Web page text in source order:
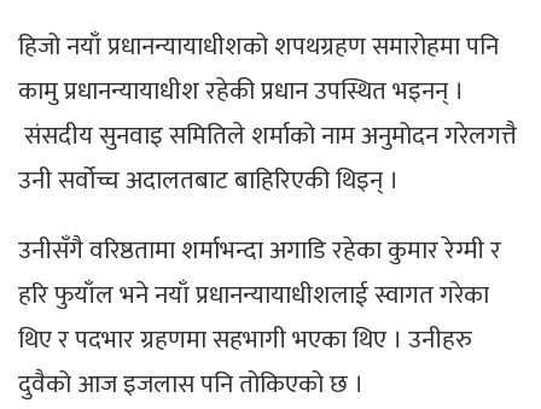
हिजो नयाँ प्रधानन्यायाधीशको शपथग्रहण समारोहमा पनि
कामु प्रधानन्यायाधीश रहेकी प्रधान उपस्थित भइनन् ।
संसदीय सुनवाइ समितिले शर्माको नाम अनुमोदन गरेलगत्तै
उनी सर्वोच्च अदालतबाट बाहिरिएकी थिइन् ।
उनीसँगै वरिष्ठतामा शर्माभन्दा अगाडि रहेका कुमार रेग्मी र
हरि फुयाँल भने नयाँ प्रधानन्यायाधीशलाई स्वागत गरेका
थिए र पदभार ग्रहणमा सहभागी भएका थिए । उनीहरु
दुवैको आज इजलास पनि तोकिएको छ ।